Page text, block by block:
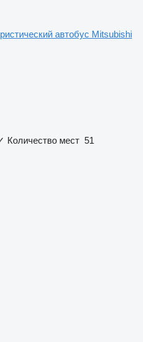
автобус Mitsubishi
Количество мест 51